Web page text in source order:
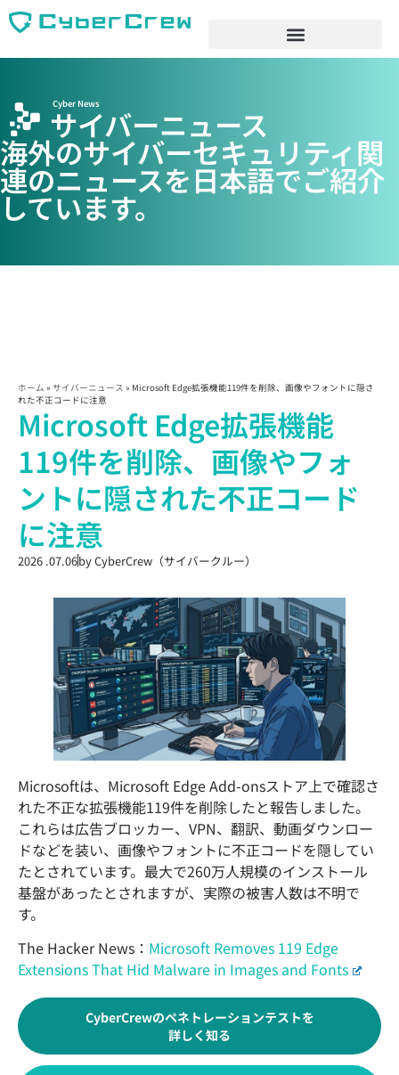
サイバーニュース
Cyber News
海外のサイバーセキュリティ関
連のニュースを日本語でご紹介
しています。
ホーム » サイバーニュース » Microsoft Edge拡張機能119件を削除、画像やフォントに隠さ
れた不正コードに注意
Microsoft Edge拡張機能
119件を削除、画像やフォ
ントに隠された不正コード
に注意
2026 .07.06byCyberCrew（サイバークルー）
Microsoftは、Microsoft Edge Add-onsストア上で確認さ
れた不正な拡張機能119件を削除したと報告しました。
これらは広告ブロッカー、VPN、翻訳、動画ダウンロー
ドなどを装い、画像やフォントに不正コードを隠してい
たとされています。最大で260万人規模のインストール
基盤があったとされますが、実際の被害人数は不明で
す。
The Hacker News： Microsoft Removes 119 Edge
Extensions That Hid Malware in Images and Fonts
CyberCrewのペネトレーションテストを
詳しく知る